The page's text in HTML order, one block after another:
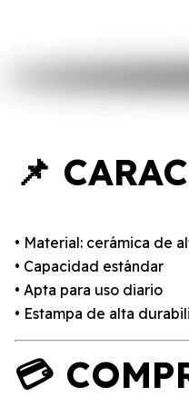
📌
• Material: cerámica de
• Capacidad estándar
• Apta para uso diario
• Estampa de alta
💳